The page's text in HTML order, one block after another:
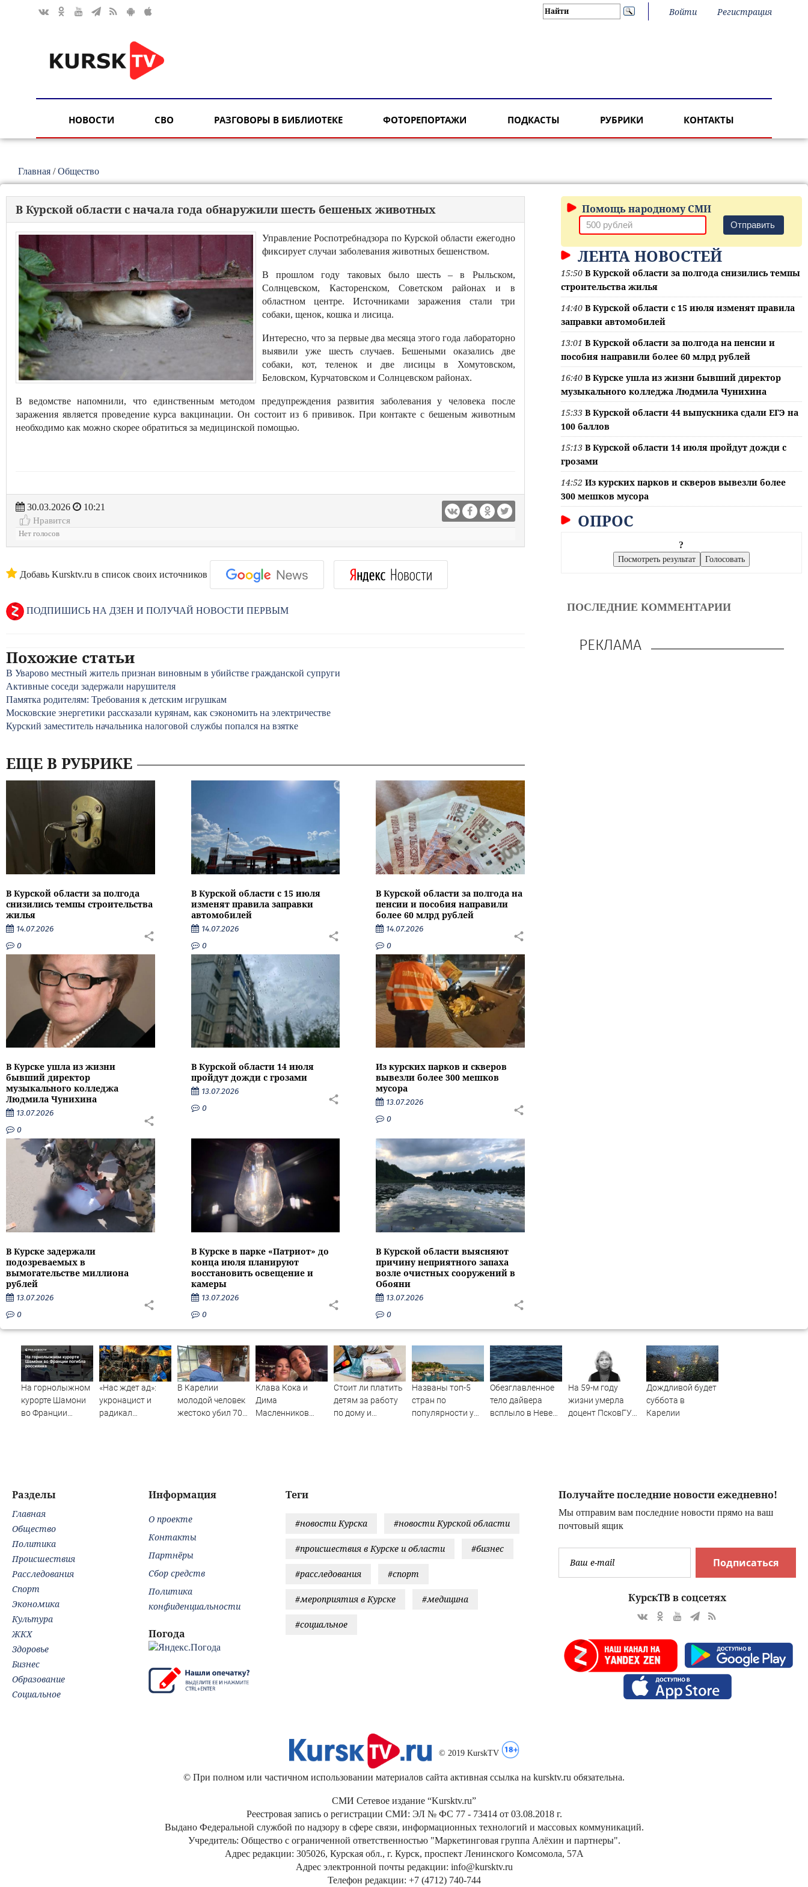
Войти Регистрация
НОВОСТИ СВО РАЗГОВОРЫ В БИБЛИОТЕКЕ ФОТОРЕПОРТАЖИ ПОДКАСТЫ РУБРИКИ КОНТАКТЫ
Главная /Общество
В Курской области с начала года обнаружили шесть бешеных животных
Управление Роспотребнадзора по Курской области ежегодно
фиксирует случаи заболевания животных бешенством.
В прошлом году таковых было шесть – в Рыльском,
Солнцевском, Касторенском, Советском районах и в
областном центре. Источниками заражения стали три
собаки, щенок, кошка и лисица.
Интересно, что за первые два месяца этого года лабораторно
выявили уже шесть случаев. Бешеными оказались две
собаки, кот, теленок и две лисицы в Хомутовском,
Беловском, Курчатовском и Солнцевском районах.
В ведомстве напомнили, что единственным методом предупреждения развития заболевания у человека после
заражения является проведение курса вакцинации. Он состоит из 6 прививок. При контакте с бешеным животным
необходимо как можно скорее обратиться за медицинской помощью.
30.03.2026
10:21
Нравится
Нет голосов
Добавь Kursktv.ru в список своих источников
ПОДПИШИСЬ НА ДЗЕН И ПОЛУЧАЙ НОВОСТИ ПЕРВЫМ
Похожие статьи
В Уварово местный житель признан виновным в убийстве гражданской супруги
Активные соседи задержали нарушителя
Памятка родителям: Требования к детским игрушкам
Московские энергетики рассказали курянам, как сэкономить на электричестве
Курский заместитель начальника налоговой службы попался на взятке
ЕЩЕ В РУБРИКЕ
В Курской области за полгода
снизились темпы строительства
жилья
14.07.2026
0
В Курской области с 15 июля
изменят правила заправки
автомобилей
14.07.2026
0
В Курской области за полгода на
пенсии и пособия направили
более 60 млрд рублей
14.07.2026
0
В Курске ушла из жизни
бывший директор
музыкального колледжа
Людмила Чунихина
13.07.2026
0
В Курской области 14 июля
пройдут дожди с грозами
13.07.2026
0
Из курских парков и скверов
вывезли более 300 мешков
мусора
13.07.2026
0
В Курске задержали
подозреваемых в
вымогательстве миллиона
рублей
13.07.2026
0
В Курске в парке «Патриот» до
конца июля планируют
восстановить освещение и
камеры
13.07.2026
0
В Курской области выясняют
причину неприятного запаха
возле очистных сооружений в
Обояни
13.07.2026
0
Помощь народному СМИ
Отправить
ЛЕНТА НОВОСТЕЙ
15:50 В Курской области за полгода снизились темпы
строительства жилья
14:40 В Курской области с 15 июля изменят правила
заправки автомобилей
13:01 В Курской области за полгода на пенсии и
пособия направили более 60 млрд рублей
16:40 В Курске ушла из жизни бывший директор
музыкального колледжа Людмила Чунихина
15:33 В Курской области 44 выпускника сдали ЕГЭ на
100 баллов
15:13 В Курской области 14 июля пройдут дожди с
грозами
14:52 Из курских парков и скверов вывезли более
300 мешков мусора
ОПРОС
?
ПОСЛЕДНИЕ КОММЕНТАРИИ
РЕКЛАМА
На горнолыжном
курорте Шамони
во Франции
«Нас ждет ад»:
укронацист и
радикал
В Карелии
молодой человек
жестоко убил 70-
Клава Кока и
Дима
Масленников
Стоит ли платить
детям за работу
по дому и
Названы топ-5
стран по
популярности у
Обезглавленное
тело дайвера
всплыло в Неве
На 59-м году
жизни умерла
доцент ПсковГУ
Дождливой будет
суббота в
Карелии
Получайте последние новости ежедневно!
Мы отправим вам последние новости прямо на ваш
почтовый ящик
Подписаться
КурскТВ в соцсетях
Теги
#новости Курска #новости Курской области
#происшествия в Курске и области #бизнес
#расследования #спорт
#мероприятия в Курске #медицина
#социальное
Разделы
Главная
Общество
Политика
Происшествия
Расследования
Спорт
Экономика
Культура
ЖКХ
Здоровье
Бизнес
Образование
Социальное
Информация
О проекте
Контакты
Партнёры
Сбор средств
Политика
конфиденциальности
Погода
© 2019 KurskTV
© При полном или частичном использовании материалов сайта активная ссылка на kursktv.ru обязательна.
СМИ Сетевое издание “Kursktv.ru”
Реестровая запись о регистрации СМИ: ЭЛ № ФС 77 - 73414 от 03.08.2018 г.
Выдано Федеральной службой по надзору в сфере связи, информационных технологий и массовых коммуникаций.
Учредитель: Общество с ограниченной ответственностью "Маркетинговая группа Алёхин и партнеры".
Адрес редакции: 305026, Курская обл., г. Курск, проспект Ленинского Комсомола, 57А
Адрес электронной почты редакции: info@kursktv.ru
Телефон редакции: +7 (4712) 740-744